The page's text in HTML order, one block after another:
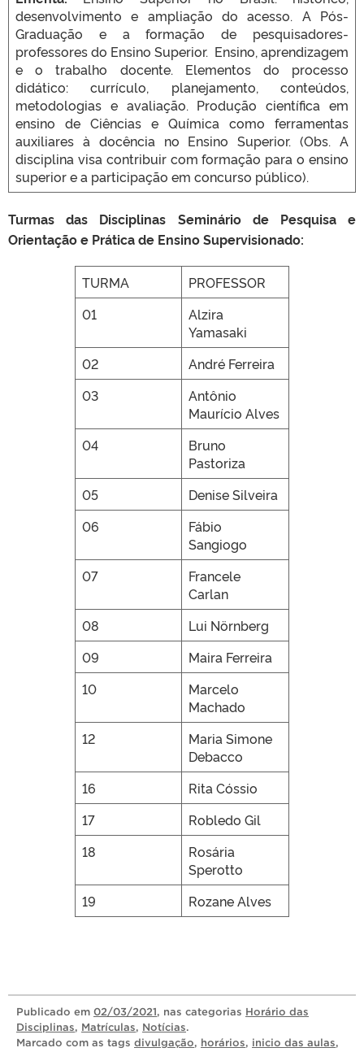
desenvolvimento e ampliação do acesso. A Pós-
Graduação e a formação de pesquisadores-
professores do Ensino Superior. Ensino, aprendizagem
e o trabalho docente. Elementos do processo
didático: currículo, planejamento, conteúdos,
metodologias e avaliação. Produção científica em
ensino de Ciências e Química como ferramentas
auxiliares à docência no Ensino Superior. (Obs. A
disciplina visa contribuir com formação para o ensino
superior e a participação em concurso público).
Turmas das Disciplinas Seminário de Pesquisa e
Orientação e Prática de Ensino Supervisionado:
TURMA
PROFESSOR
01
Alzira
Yamasaki
02
André Ferreira
03
Antônio
Maurício Alves
04
Bruno
Pastoriza
05
Denise Silveira
06
Fábio
Sangiogo
07
Francele
Carlan
08
Lui Nörnberg
09
Maira Ferreira
10
Marcelo
Machado
12
Maria Simone
Debacco
16
Rita Cóssio
17
Robledo Gil
18
Rosária
Sperotto
19
Rozane Alves
Publicado em 02/03/2021, nas categorias Horário das
Disciplinas, Matrículas, Notícias.
Marcado com as tags divulgação, horários, inicio das aulas,